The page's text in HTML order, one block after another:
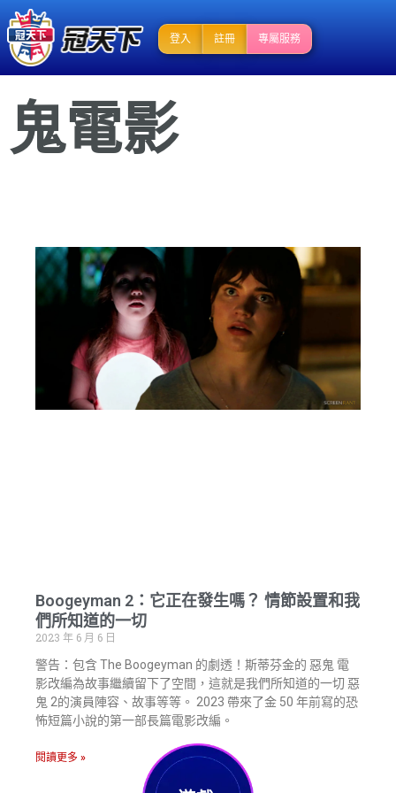
登入 註冊 專屬服務
鬼電影
Boogeyman 2：它正在發生嗎？ 情節設置和我
們所知道的一切
2023 年 6 月 6 日
警告：包含 The Boogeyman 的劇透！斯蒂芬金的 惡鬼 電
影改編為故事繼續留下了空間，這就是我們所知道的一切 惡
鬼 2的演員陣容、故事等等。 2023 帶來了金 50 年前寫的恐
怖短篇小說的第一部長篇電影改編。
閱讀更多 »